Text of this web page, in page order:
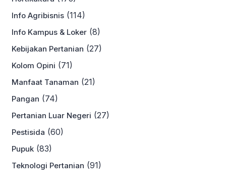
Info Agribisnis (114)
Info Kampus & Loker (8)
Kebijakan Pertanian (27)
Kolom Opini (71)
Manfaat Tanaman (21)
Pangan (74)
Pertanian Luar Negeri (27)
Pestisida (60)
Pupuk (83)
Teknologi Pertanian (91)